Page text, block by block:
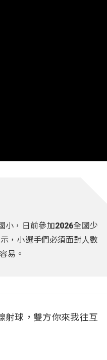
小，日前參加2026全國少
，小選手們必須面對人數
易。
射球，雙方你來我往互